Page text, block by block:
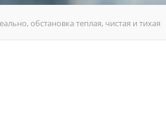
обстановка теплая, чистая и тихая